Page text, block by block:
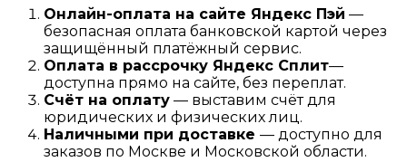
Онлайн-оплата на сайте Яндекс Пэй —
безопасная оплата банковской картой через
защищённый платёжный сервис.
Оплата в рассрочку Я ндекс Сплит—
доступна прямо на сайте, без переплат.
Счёт на оплату — выставим счёт для
юридических и физических лиц.
Наличными при доставке — доступно для
заказов по Москве и Московской области.